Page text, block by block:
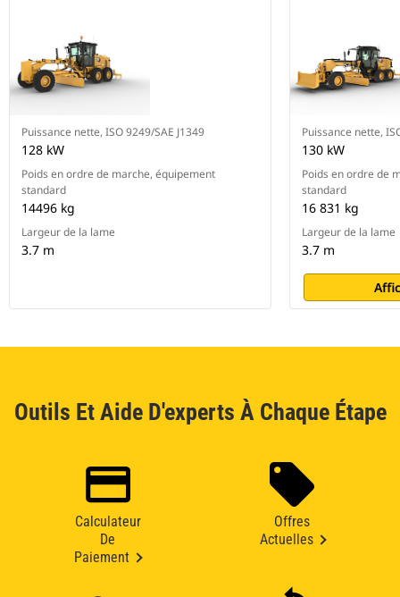
Puissance nette, ISO 9249/SAE J1349
128 kW
Poids en ordre de marche, équipement
standard
14496 kg
Largeur de la lame
3.7 m
Puissance nette,
130 kW
Poids en ordre de
standard
16 831 kg
Largeur de la lame
3.7 m
Outils Et Aide D'experts À Chaque Étape
Calculateur
De
Paiement
Offres
Actuelles